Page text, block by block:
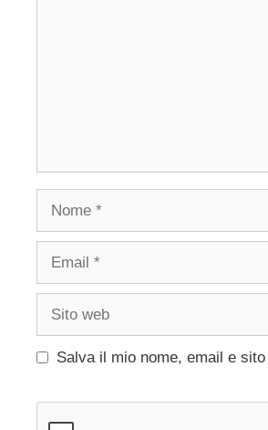
Salva il mio nome, email e